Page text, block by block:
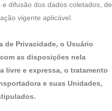
difusão dos dados coletados, de
vigente aplicável.
de Privacidade, o Usuário
as disposições nela
livre e expressa, o tratamento
e suas Unidades,